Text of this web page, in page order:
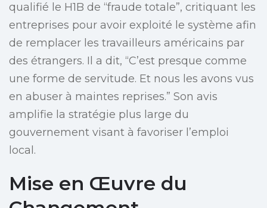
qualifié le H1B de “fraude totale”, critiquant les
entreprises pour avoir exploité le système afin
de remplacer les travailleurs américains par
des étrangers. Il a dit, “C’est presque comme
une forme de servitude. Et nous les avons vus
en abuser à maintes reprises.” Son avis
amplifie la stratégie plus large du
gouvernement visant à favoriser l’emploi
local.
Mise en Œuvre du